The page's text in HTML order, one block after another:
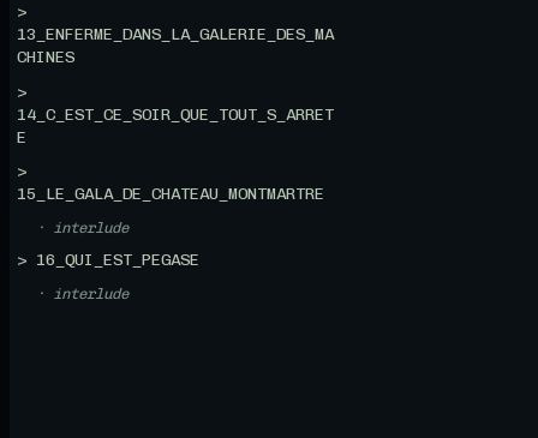
>
13_ENFERME_DANS_LA_GALERIE_DES_MA
CHINES
>
14_C_EST_CE_SOIR_QUE_TOUT_S_ARRET
E
>
15_LE_GALA_DE_CHATEAU_MONTMARTRE
· interlude
> 16_QUI_EST_PEGASE
· interlude